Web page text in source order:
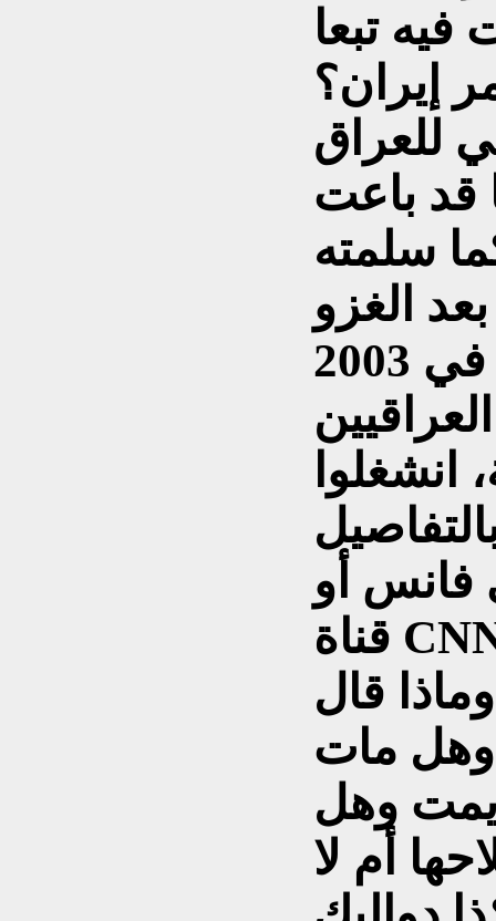
تبعا
للعراق
قد باعت
سلمته
الغزو
انشغلوا
فانس أو
قناة CNN أو موقع أكسيوس وماذا
قال
وهل مات
يمت وهل
أم لا